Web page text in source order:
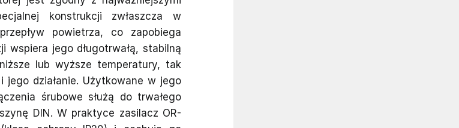
konstrukcji zwłaszcza w
powietrza, co zapobiega
wspiera jego długotrwałą, stabilną
lub wyższe temperatury, tak
jego działanie. Użytkowane w jego
śrubowe służą do trwałego
DIN. W praktyce zasilacz OR-